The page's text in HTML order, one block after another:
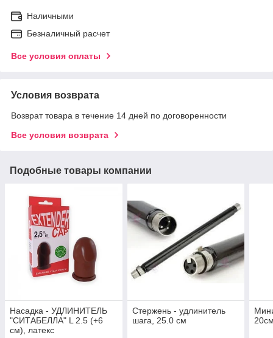
Наличными
Безналичный расчет
Все условия оплаты
Условия возврата
Возврат товара в течение 14 дней по договоренности
Все условия возврата
Подобные товары компании
Насадка - УДЛИНИТЕЛЬ
"СИТАБЕЛЛА" L 2.5 (+6
см), латекс
Стержень - удлинитель
шага, 25.0 см